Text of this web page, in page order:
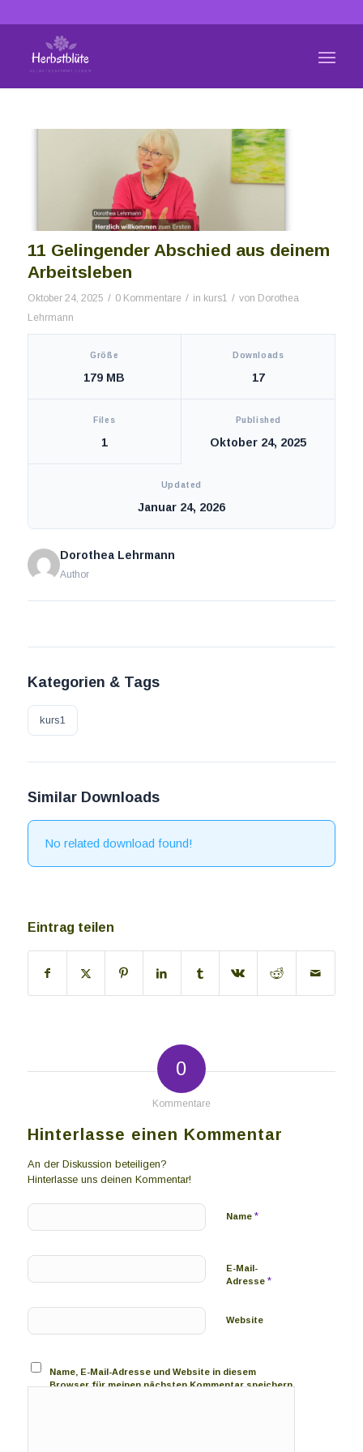
11 Gelingender Abschied aus deinem
Arbeitsleben
Oktober 24, 2025 / 0 Kommentare / in kurs1 / von Dorothea
Lehrmann
[video_player_1200x800]
Größe
179 MB
Downloads
17
Files
1
Published
Oktober 24, 2025
Updated
Januar 24, 2026
Dorothea Lehrmann
Author
Kategorien & Tags
kurs1
Similar Downloads
No related download found!
Eintrag teilen
0
Kommentare
Hinterlasse einen Kommentar
An der Diskussion beteiligen?
Hinterlasse uns deinen Kommentar!
Name *
E-Mail-
Adresse *
Website
Name, E-Mail-Adresse und Website in diesem
Browser für meinen nächsten Kommentar speichern.